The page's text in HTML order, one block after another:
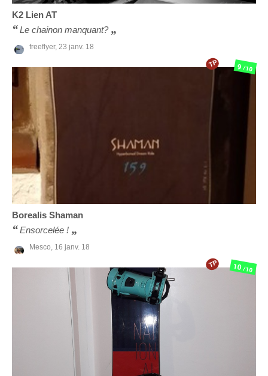
K2 Lien AT
Le chainon manquant?
freeflyer, 23 janv. 18
Borealis Shaman
Ensorcelée !
Mesco, 16 janv. 18
9/10
TP
10/10
TP